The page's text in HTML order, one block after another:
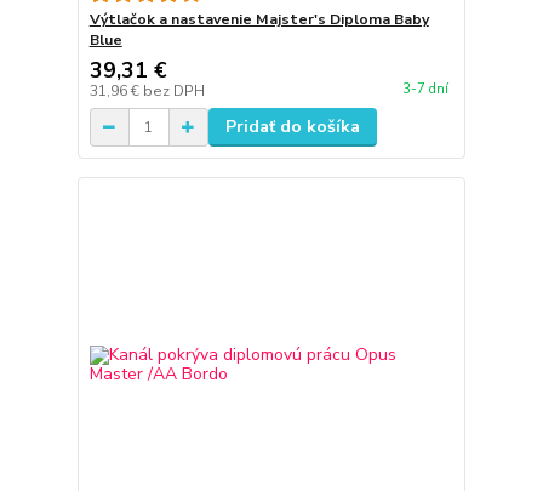
Výtlačok a nastavenie Majster's Diploma Baby
Blue
39,31 €
31,96 € bez DPH 3-7 dní
Pridať do košíka